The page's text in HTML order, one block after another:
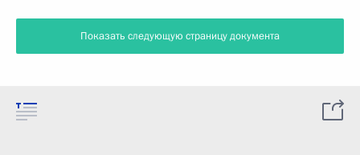
Показать следующую страницу документа